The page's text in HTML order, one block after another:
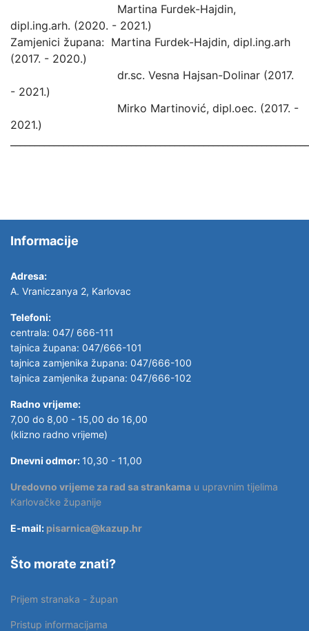
Martina Furdek-Hajdin,
dipl.ing.arh. (2020. - 2021.)
Zamjenici župana: Martina Furdek-Hajdin, dipl.ing.arh
(2017. - 2020.)
dr.sc. Vesna Hajsan-Dolinar (2017.
- 2021.)
Mirko Martinović, dipl.oec. (2017. -
2021.)
Informacije
Adresa:
A. Vraniczanya 2, Karlovac
Telefoni:
centrala: 047/ 666-111
tajnica župana: 047/666-101
tajnica zamjenika župana: 047/666-100
tajnica zamjenika župana: 047/666-102
Radno vrijeme:
7,00 do 8,00 - 15,00 do 16,00
(klizno radno vrijeme)
Dnevni odmor: 10,30 - 11,00
Uredovno vrijeme za rad sa strankama u upravnim tijelima
Karlovačke županije
E-mail: pisarnica@kazup.hr
Što morate znati?
Prijem stranaka - župan
Pristup informacijama